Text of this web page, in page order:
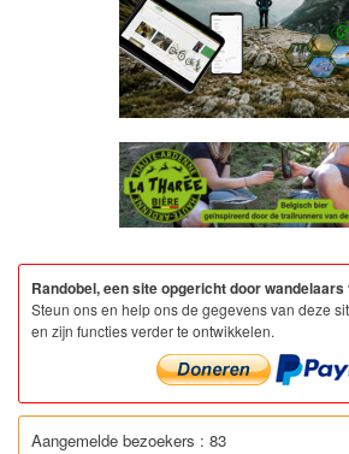
Randobel, een site opgericht door
Steun ons en help ons de gegevens van deze
en zijn functies verder te ontwikkelen.
Aangemelde bezoekers : 83